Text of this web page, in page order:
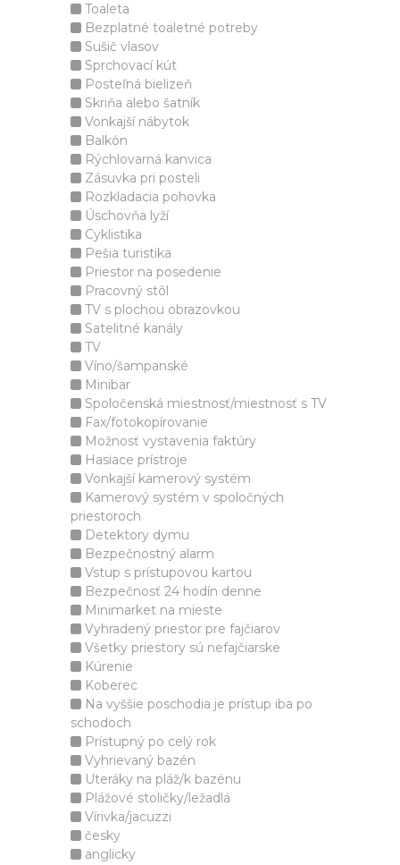
Toaleta
Bezplatné toaletné potreby
Sušič vlasov
Sprchovací kút
Posteľná bielizeň
Skriňa alebo šatník
Vonkajší nábytok
Balkón
Rýchlovarná kanvica
Zásuvka pri posteli
Rozkladacia pohovka
Úschovňa lyží
Cyklistika
Pešia turistika
Priestor na posedenie
Pracovný stôl
TV s plochou obrazovkou
Satelitné kanály
TV
Víno/šampanské
Minibar
Spoločenská miestnosť/miestnosť s TV
Fax/fotokopírovanie
Možnosť vystavenia faktúry
Hasiace prístroje
Vonkajší kamerový systém
Kamerový systém v spoločných
priestoroch
Detektory dymu
Bezpečnostný alarm
Vstup s prístupovou kartou
Bezpečnosť 24 hodín denne
Minimarket na mieste
Vyhradený priestor pre fajčiarov
Všetky priestory sú nefajčiarske
Kúrenie
Koberec
Na vyššie poschodia je prístup iba po
schodoch
Prístupný po celý rok
Vyhrievaný bazén
Uteráky na pláž/k bazénu
Plážové stoličky/ležadlá
Vírivka/jacuzzi
česky
anglicky